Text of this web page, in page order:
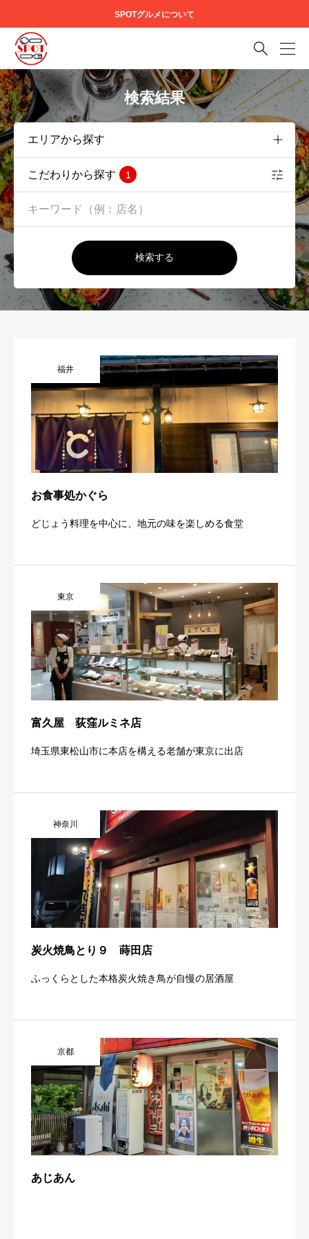
SPOTグルメについて

検索結果
こだわりから探す 1
検索する
福井
お食事処かぐら
どじょう料理を中心に、地元の味を楽しめる食堂
東京
富久屋 荻窪ルミネ店
埼玉県東松山市に本店を構える老舗が東京に出店
神奈川
炭火焼鳥とり９ 蒔田店
ふっくらとした本格炭火焼き鳥が自慢の居酒屋
京都
あじあん